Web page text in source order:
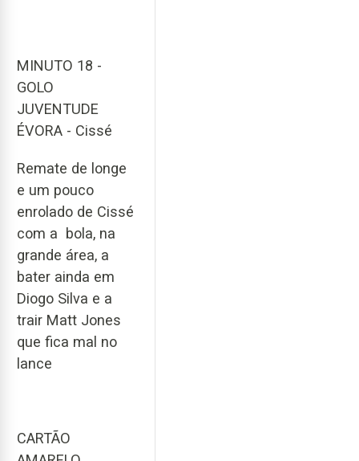
MINUTO 18 -
GOLO
JUVENTUDE
ÉVORA - Cissé
Remate de longe
e um pouco
enrolado de Cissé
com a bola, na
grande área, a
bater ainda em
Diogo Silva e a
trair Matt Jones
que fica mal no
lance
CARTÃO